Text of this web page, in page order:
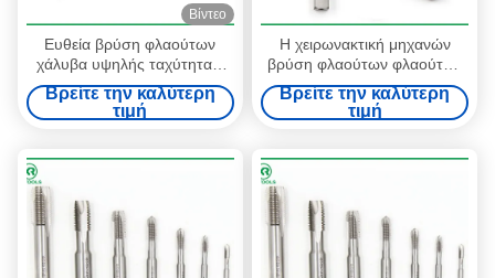
Βίντεο
Ευθεία βρύση φλαούτων
χάλυβα υψηλής ταχύτητας,
DIN 376 βρύση επίπεδων
κατώτατων σημείων για τη
μηχανή διατρήσεων
Βρείτε την καλύτερη
τιμή
Η χειρωνακτική μηχανών
βρύση φλαούτων φλαούτων
ευθεία, λευκό τελειώνει τη
βρύση βουλωμάτων
σπινθήρων νημάτων
Βρείτε την καλύτερη
τιμή